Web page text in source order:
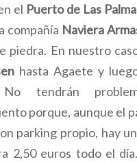
el Puerto de Las
compañía Naviera
piedra. En nuestro
hasta Agaete y
No tendrán
porque, aunque el
parking propio, hay
2,50 euros todo el